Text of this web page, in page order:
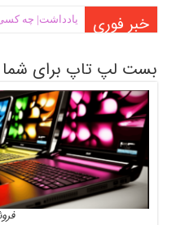
خبر فوری یادداشت| ‌چه کسی
بست لپ تاپ برای شما